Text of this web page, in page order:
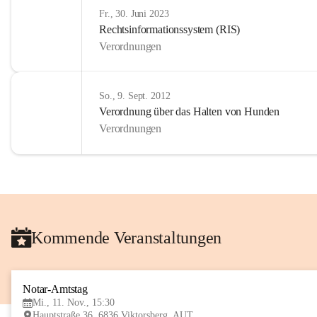
Fr., 30. Juni 2023
Rechtsinformationssystem (RIS)
Verordnungen
So., 9. Sept. 2012
Verordnung über das Halten von Hunden
Verordnungen
Kommende Veranstaltungen
Notar-Amtstag
Mi., 11. Nov., 15:30